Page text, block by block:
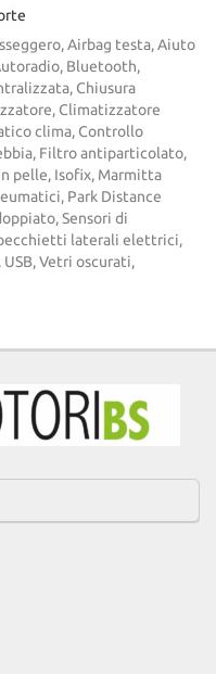
Airbag testa, Aiuto
Bluetooth,
Chiusura
Climatizzatore
clima, Controllo
Filtro antiparticolato,
pelle, Isofix, Marmitta
Park Distance
Sensori di
laterali elettrici,
Vetri oscurati,